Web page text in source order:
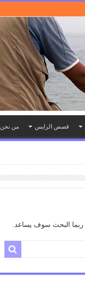
قصص الرايس من نحن
ربما البحث سوف يساعد.